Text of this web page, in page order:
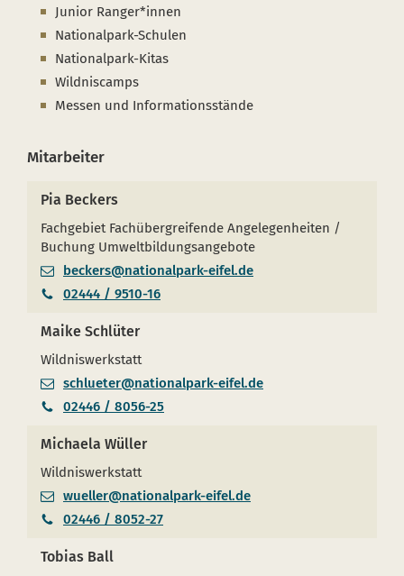
Junior Ranger*innen
Nationalpark-Schulen
Nationalpark-Kitas
Wildniscamps
Messen und Informationsstände
Mitarbeiter
Pia Beckers
Fachgebiet Fachübergreifende Angelegenheiten /
Buchung Umweltbildungsangebote
beckers@nationalpark-eifel.de
02444 / 9510-16
Maike Schlüter
Wildniswerkstatt
schlueter@nationalpark-eifel.de
02446 / 8056-25
Michaela Wüller
Wildniswerkstatt
wueller@nationalpark-eifel.de
02446 / 8052-27
Tobias Ball